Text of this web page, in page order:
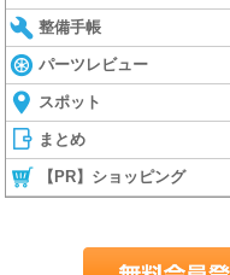
整備手帳
パーツレビュー
スポット
まとめ
【PR】ショッピング